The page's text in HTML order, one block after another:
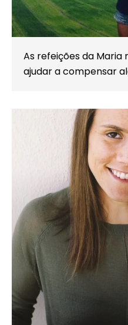
As refeições da Maria
ajudar a compensar